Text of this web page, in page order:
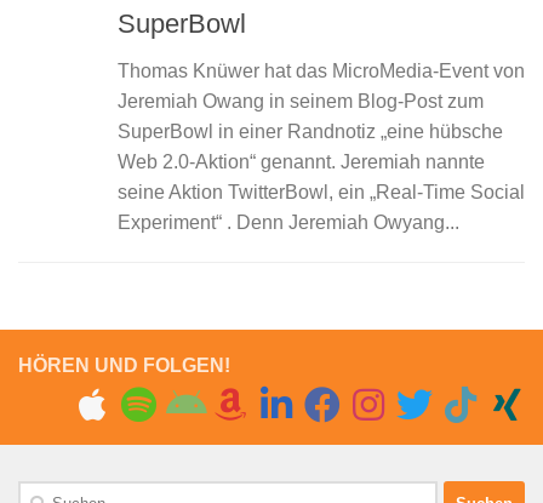
SuperBowl
Thomas Knüwer hat das MicroMedia-Event von
Jeremiah Owang in seinem Blog-Post zum
SuperBowl in einer Randnotiz „eine hübsche
Web 2.0-Aktion“ genannt. Jeremiah nannte
seine Aktion TwitterBowl, ein „Real-Time Social
Experiment“ . Denn Jeremiah Owyang...
HÖREN UND FOLGEN!
Suchen